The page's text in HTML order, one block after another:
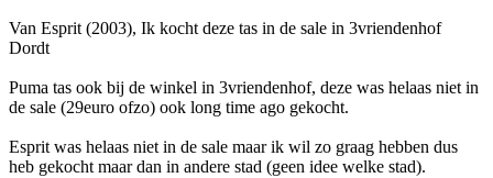
Van Esprit (2003), Ik kocht deze tas in de sale in 3vriendenhof
Dordt
Puma tas ook bij de winkel in 3vriendenhof, deze was helaas niet in
de sale (29euro ofzo) ook long time ago gekocht.
Esprit was helaas niet in de sale maar ik wil zo graag hebben dus
heb gekocht maar dan in andere stad (geen idee welke stad).